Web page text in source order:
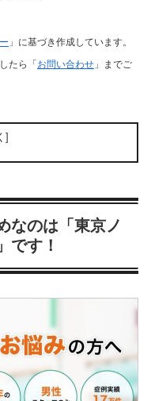
」に基づき作成しています。
たら「お問い合わせ 」までご
なのは「東京ノ
です！